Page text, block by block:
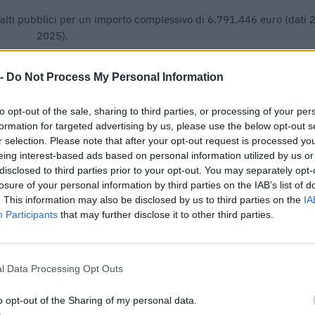
Do Not Process My Personal Information
opt-out of the sale, sharing to third parties, or processing of your
for targeted advertising by us, please use the below opt-out
selection. Please note that after your opt-out request is processed
interest-based ads based on personal information utilized by us
to third parties prior to your opt-out. You may separately
of your personal information by third parties on the IAB’s list of
This information may also be disclosed by us to third parties on the
Participants that may further disclose it to other third parties.
Data Processing Opt Outs
opt-out of the Sharing of my personal data.
pubblici per un importo complessivo di 6.791.446 euro (dati
2025).
69.176 euro
25.652 euro
124.000 euro
19.223 euro
469.771 euro
27.469 euro
95.360 euro
259.453 euro
34.076 euro